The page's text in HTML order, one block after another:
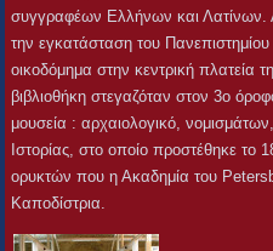
συγγραφέων Ελλήνων και Λατίνων.
την εγκατάσταση του Πανεπιστημίου
οικοδόμημα στην κεντρική πλατεία
βιβλιοθήκη στεγαζόταν στον 3ο
μουσεία : αρχαιολογικό,
Ιστορίας, στο οποίο προστέθηκε
ορυκτών που η Ακαδημία του
Καποδίστρια.